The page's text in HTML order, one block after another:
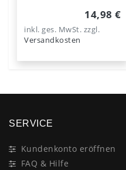
14,98 €
inkl. ges. MwSt. zzgl.
Versandkosten
SERVICE
Kundenkonto eröffnen
FAQ & Hilfe